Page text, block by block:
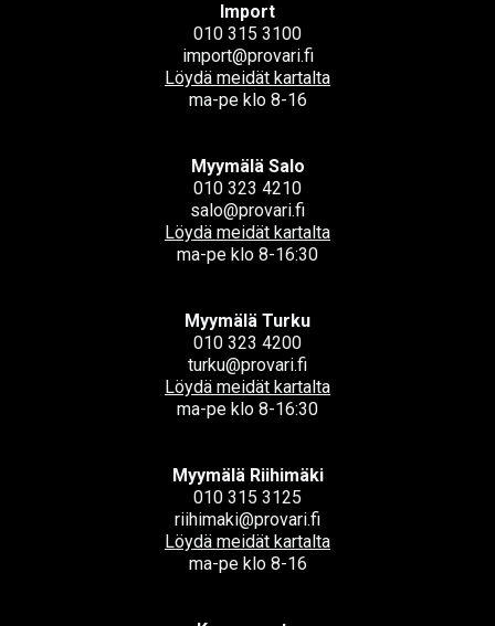
Import
010 315 3100
import@provari.fi
Löydä meidät kartalta
ma-pe klo 8-16
Myymälä Salo
010 323 4210
salo@provari.fi
Löydä meidät kartalta
ma-pe klo 8-16:30
Myymälä Turku
010 323 4200
turku@provari.fi
Löydä meidät kartalta
ma-pe klo 8-16:30
Myymälä Riihimäki
010 315 3125
riihimaki@provari.fi
Löydä meidät kartalta
ma-pe klo 8-16